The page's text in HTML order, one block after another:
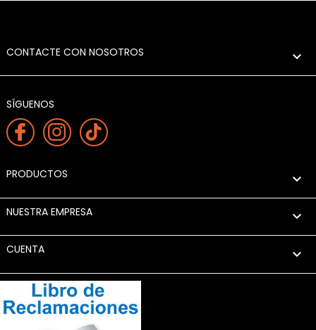
CONTACTE CON NOSOTROS 
SÍGUENOS
PRODUCTOS 
NUESTRA EMPRESA 
CUENTA 